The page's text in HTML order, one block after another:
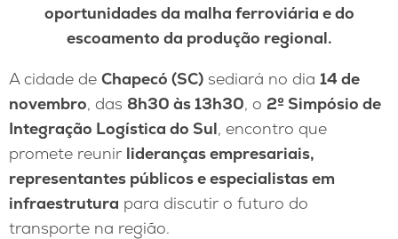
oportunidades da malha ferroviária e do
escoamento da produção regional.
A cidade de Chapecó (SC) sediará no dia 14 de
novembro, das 8h30 às 13h30, o 2º Simpósio de
Integração Logística do Sul, encontro que
promete reunir lideranças empresariais,
representantes públicos e especialistas em
infraestrutura para discutir o futuro do
transporte na região.